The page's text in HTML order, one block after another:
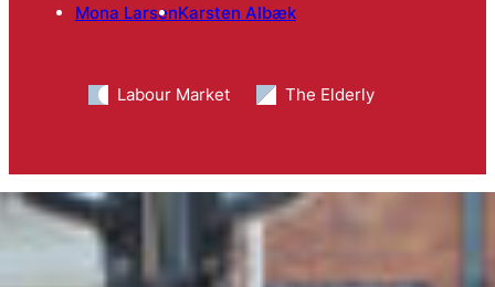
Mona LarsenKarsten Albæk
Labour Market The Elderly